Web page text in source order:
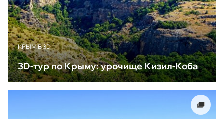
КРЫМ В 3D
3D-тур по Крыму: урочище Кизил-Коба